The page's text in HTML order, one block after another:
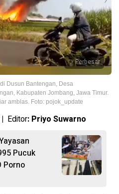
Perbesar
Dusun Bantengan, Desa
Kabupaten Jombang, Jawa Timur.
amblas. Foto: pojok_update
Editor: Priyo Suwarno
Pucuk
Porno